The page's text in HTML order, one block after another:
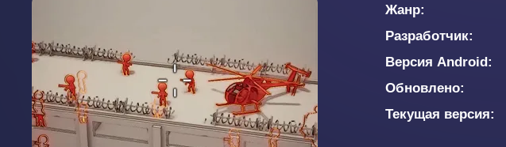
Жанр
Разработчик
Версия Android
Обновлено
Текущая версия